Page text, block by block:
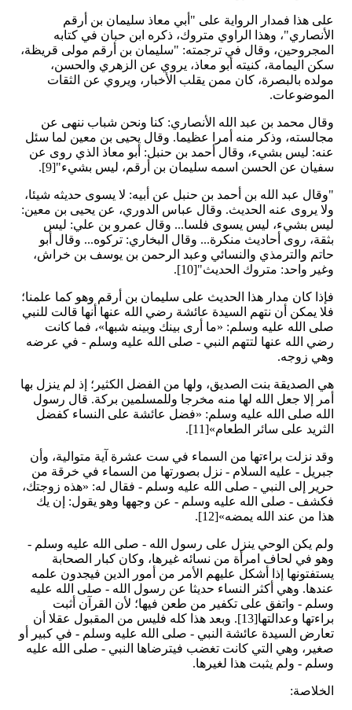
على هذا فمدار الرواية على "أبي معاذ سليمان بن أرقم
الأنصاري"، وهذا الراوي متروك، ذكره ابن حبان في كتابه
المجروحين، وقال في ترجمته: "سليمان بن أرقم مولى قريظة،
سكن اليمامة، كنيته أبو معاذ، يروي عن الزهري والحسن،
مولده بالبصرة، كان ممن يقلب الأخبار، ويروي عن الثقات
الموضوعات.
وقال محمد بن عبد الله الأنصاري: كنا ونحن شباب ننهى عن
مجالسته، وذكر منه أمرا عظيما. وقال يحيى بن معين لما سئل
عنه: ليس بشيء، وقال أحمد بن حنبل: أبو معاذ الذي روى عن
سفيان عن الحسن اسمه سليمان بن أرقم، ليس بشيء"[9].
"وقال عبد الله بن أحمد بن حنبل عن أبيه: لا يسوى حديثه شيئا،
ولا يروى عنه الحديث. وقال عباس الدوري، عن يحيى بن معين:
ليس بشيء، ليس يسوى فلسا... وقال عمرو بن علي: ليس
بثقة، روى أحاديث منكرة... وقال البخاري: تركوه... وقال أبو
حاتم والترمذي والنسائي وعبد الرحمن بن يوسف بن خراش،
وغير واحد: متروك الحديث"[10].
فإذا كان مدار هذا الحديث على سليمان بن أرقم وهو كما علمنا؛
فلا يمكن أن نتهم السيدة عائشة رضي الله عنها أنها قالت للنبي
صلى الله عليه وسلم: «ما أرى بينك وبينه شبها»، فما كانت
رضي الله عنها لتتهم النبي - صلى الله عليه وسلم - في عرضه
وهي زوجه.
هي الصديقة بنت الصديق، ولها من الفضل الكثير؛ إذ لم ينزل بها
أمر إلا جعل الله لها منه مخرجا وللمسلمين بركة. قال رسول
الله صلى الله عليه وسلم: «فضل عائشة على النساء كفضل
الثريد على سائر الطعام»[11].
وقد نزلت براءتها من السماء في ست عشرة آية متوالية، وأن
جبريل - عليه السلام - نزل بصورتها من السماء في خرقة من
حرير إلى النبي - صلى الله عليه وسلم - فقال له: «هذه زوجتك،
فكشف - صلى الله عليه وسلم - عن وجهها وهو يقول: إن يك
هذا من عند الله يمضه»[12].
ولم يكن الوحي ينزل على رسول الله - صلى الله عليه وسلم -
وهو في لحاف امرأة من نسائه غيرها، وكان كبار الصحابة
يستفتونها إذا أشكل عليهم الأمر من أمور الدين فيجدون علمه
عندها. وهي أكثر النساء حديثا عن رسول الله - صلى الله عليه
وسلم - واتفق على تكفير من طعن فيها؛ لأن القرآن أثبت
براءتها وعدالتها[13]. وبعد هذا كله فليس من المقبول عقلا أن
تعارض السيدة عائشة النبي - صلى الله عليه وسلم - في كبير أو
صغير، وهي التي كانت تغضب فيترضاها النبي - صلى الله عليه
وسلم - ولم يثبت هذا لغيرها.
الخلاصة: